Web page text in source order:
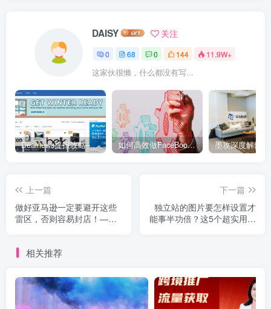
DAISY 关注
0 68 0 144 11.9W+
这家伙很懒，什么都没有写...
Dealnews提报攻略–美国Top2专业折扣网站 如何高效做FaceBook群组促销推广
上一篇
做好亚马逊一定要避开这些
雷区，否则容易封店！—
下一篇
独立站的图片要怎样设置才
能事半功倍？这5个超实用技
相关推荐